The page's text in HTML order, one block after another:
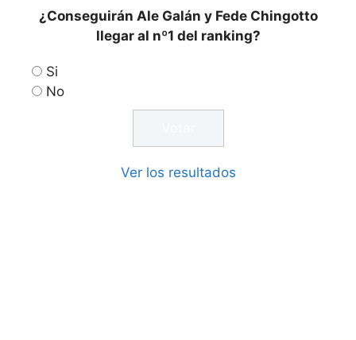
¿Conseguirán Ale Galán y Fede Chingotto
llegar al nº1 del ranking?
Si
No
Ver los resultados